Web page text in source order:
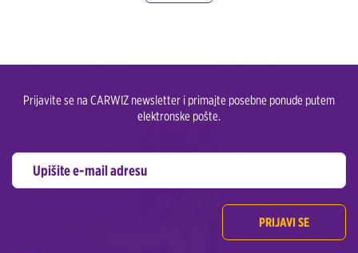
Prijavite se na CARWIZ newsletter i primajte posebne ponude putem
elektronske pošte.
PRIJAVI SE